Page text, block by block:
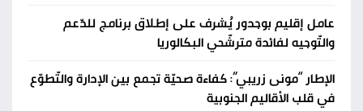
عامل إقليم بوجدور يُشرف على إطلاق برنامج للدّعم
والتّوجيه لفائدة مترشّحي البكالوريا
الإطار “مونى زريبي”: كفاءة صحيّة تجمع بين الإدارة والتّطوّع
في قلب الأقاليم الجنوبية